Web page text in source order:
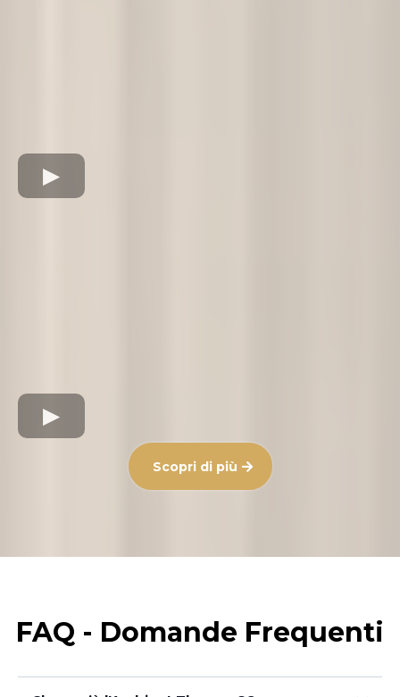
Scopri di più
FAQ - Domande Frequenti